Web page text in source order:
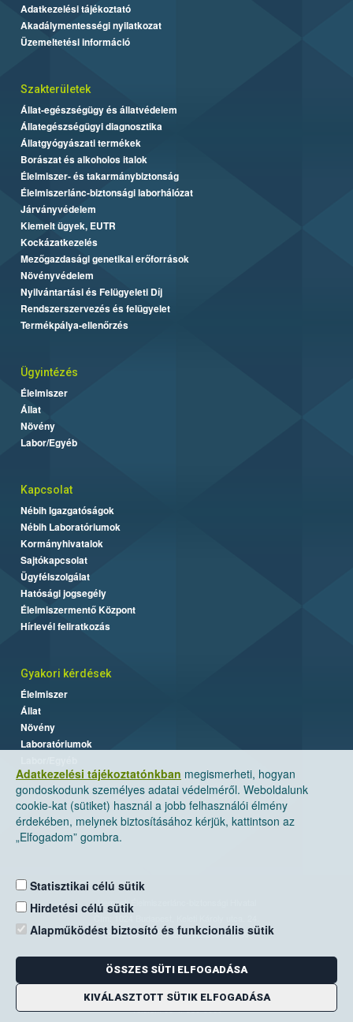
Adatkezelési tájékoztatónkban megismerheti, hogyan
gondoskodunk személyes adatai védelméről. Weboldalunk
cookie-kat (sütiket) használ a jobb felhasználói élmény
érdekében, melynek biztosításához kérjük, kattintson az
„Elfogadom” gombra.
Statisztikai célú sütik
Hirdetési célú sütik
Alapműködést biztosító és funkcionális sütik
ÖSSZES SÜTI ELFOGADÁSA
KIVÁLASZTOTT SÜTIK ELFOGADÁSA
Adatkezelési tájékoztató
Akadálymentességi nyilatkozat
Üzemeltetési információ
Szakterületek
Állat-egészségügy és állatvédelem
Állategészségügyi diagnosztika
Állatgyógyászati termékek
Borászat és alkoholos italok
Élelmiszer- és takarmánybiztonság
Élelmiszerlánc-biztonsági laborhálózat
Járványvédelem
Kiemelt ügyek, EUTR
Kockázatkezelés
Mezőgazdasági genetikai erőforrások
Növényvédelem
Nyilvántartási és Felügyeleti Díj
Rendszerszervezés és felügyelet
Termékpálya-ellenőrzés
Ügyintézés
Élelmiszer
Állat
Növény
Labor/Egyéb
Kapcsolat
Nébih Igazgatóságok
Nébih Laboratóriumok
Kormányhivatalok
Sajtókapcsolat
Ügyfélszolgálat
Hatósági jogsegély
Élelmiszermentő Központ
Hírlevél feliratkozás
Gyakori kérdések
Élelmiszer
Állat
Növény
Laboratóriumok
Nemzeti Élelmiszerlánc-biztonsági Hivatal
Levelezési cím: 1525 Budapest. Pf. 30.
E-mail:ugyfelszolgalat@nebih.gov.hu
Zöld szám: 06-80/263-244
Telefon: 06-1/ 336-9000